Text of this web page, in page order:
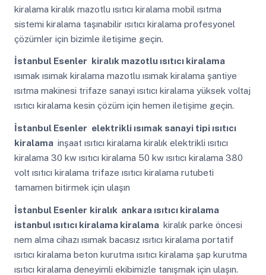
kiralama kiralık mazotlu ısıtıcı kiralama mobil ısıtma
sistemi kiralama taşınabilir ısıtıcı kiralama profesyonel
çözümler için bizimle iletişime geçin.
İstanbul Esenler kiralık mazotlu ısıtıcı kiralama
ısımak ısımak kiralama mazotlu ısımak kiralama şantiye
ısıtma makinesi trifaze sanayi ısıtıcı kiralama yüksek voltaj
ısıtıcı kiralama kesin çözüm için hemen iletişime geçin.
İstanbul Esenler elektrikli ısımak sanayi tipi ısıtıcı
kiralama inşaat ısıtıcı kiralama kiralık elektrikli ısıtıcı
kiralama 30 kw ısıtıcı kiralama 50 kw ısıtıcı kiralama 380
volt ısıtıcı kiralama trifaze ısıtıcı kiralama rutubeti
tamamen bitirmek için ulaşın
İstanbul Esenler kiralık ankara ısıtıcı kiralama
istanbul ısıtıcı kiralama kiralama kiralık parke öncesi
nem alma cihazı ısımak bacasız ısıtıcı kiralama portatif
ısıtıcı kiralama beton kurutma ısıtıcı kiralama şap kurutma
ısıtıcı kiralama deneyimli ekibimizle tanışmak için ulaşın.